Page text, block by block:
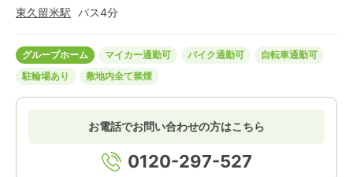
東久留米駅 バス4分
グループホーム マイカー通勤可 バイク通勤可
自転車通勤可
駐輪場あり
敷地内全て禁煙
お電話でお問い合わせの方はこちら
0120-297-527